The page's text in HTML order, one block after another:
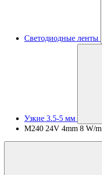
Светодиодные ленты
Узкие 3.5-5 мм
M240 24V 4mm 8 W/m